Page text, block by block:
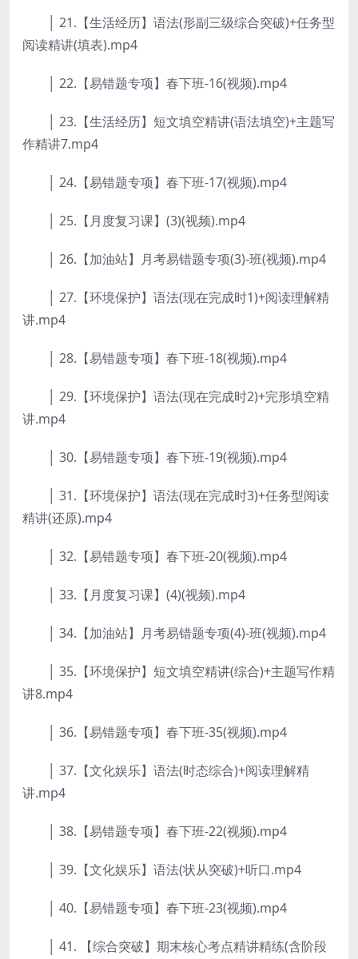
│ 21.【生活经历】语法(形副三级综合突破)+任务型
阅读精讲(填表).mp4
│ 22.【易错题专项】春下班-16(视频).mp4
│ 23.【生活经历】短文填空精讲(语法填空)+主题写
作精讲7.mp4
│ 24.【易错题专项】春下班-17(视频).mp4
│ 25.【月度复习课】(3)(视频).mp4
│ 26.【加油站】月考易错题专项(3)-班(视频).mp4
│ 27.【环境保护】语法(现在完成时1)+阅读理解精
讲.mp4
│ 28.【易错题专项】春下班-18(视频).mp4
│ 29.【环境保护】语法(现在完成时2)+完形填空精
讲.mp4
│ 30.【易错题专项】春下班-19(视频).mp4
│ 31.【环境保护】语法(现在完成时3)+任务型阅读
精讲(还原).mp4
│ 32.【易错题专项】春下班-20(视频).mp4
│ 33.【月度复习课】(4)(视频).mp4
│ 34.【加油站】月考易错题专项(4)-班(视频).mp4
│ 35.【环境保护】短文填空精讲(综合)+主题写作精
讲8.mp4
│ 36.【易错题专项】春下班-35(视频).mp4
│ 37.【文化娱乐】语法(时态综合)+阅读理解精
讲.mp4
│ 38.【易错题专项】春下班-22(视频).mp4
│ 39.【文化娱乐】语法(状从突破)+听口.mp4
│ 40.【易错题专项】春下班-23(视频).mp4
│ 41. 【综合突破】期末核心考点精讲精练(含阶段